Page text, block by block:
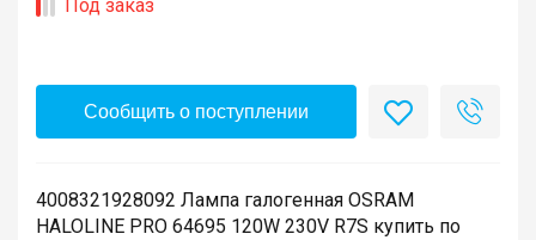
Под заказ
Сообщить о поступлении
4008321928092 Лампа галогенная OSRAM
HALOLINE PRO 64695 120W 230V R7S купить по